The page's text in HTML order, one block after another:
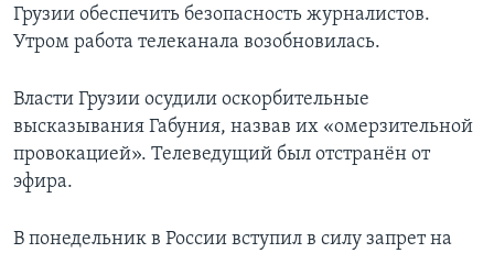
Грузии обеспечить безопасность журналистов.
Утром работа телеканала возобновилась.
Власти Грузии осудили оскорбительные
высказывания Габуния, назвав их «омерзительной
провокацией». Телеведущий был отстранён от
эфира. ​
В понедельник в России вступил в силу запрет на